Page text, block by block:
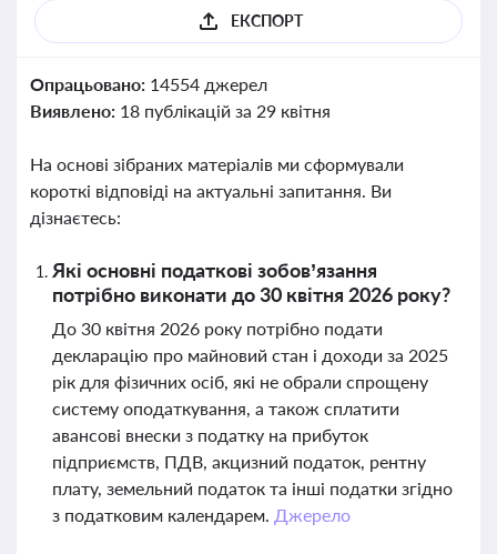
ЕКСПОРТ
Опрацьовано: 14554 джерел
Виявлено: 18 публікацій за 29 квітня
На основі зібраних матеріалів ми сформували
короткі відповіді на актуальні запитання. Ви
дізнаєтесь:
Які основні податкові зобов’язання
потрібно виконати до 30 квітня 2026 року?
До 30 квітня 2026 року потрібно подати
декларацію про майновий стан і доходи за 2025
рік для фізичних осіб, які не обрали спрощену
систему оподаткування, а також сплатити
авансові внески з податку на прибуток
підприємств, ПДВ, акцизний податок, рентну
плату, земельний податок та інші податки згідно
з податковим календарем. Джерело